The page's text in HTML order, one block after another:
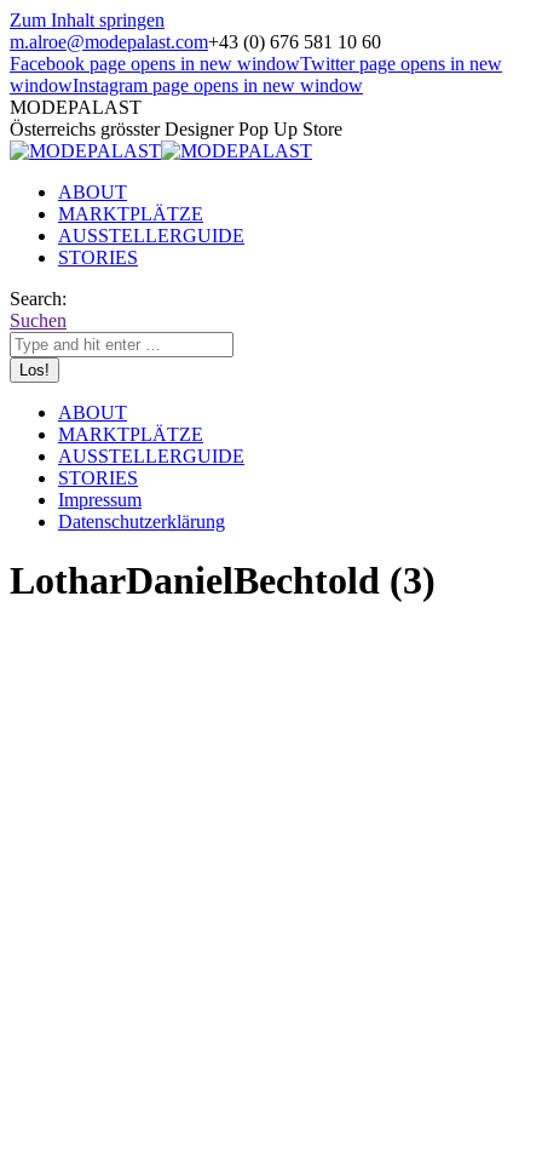
Zum Inhalt springen
m.alroe@modepalast.com+43 (0) 676 581 10 60
Facebook page opens in new windowTwitter page opens in new
windowInstagram page opens in new window
MODEPALAST
Österreichs grösster Designer Pop Up Store
ABOUT
MARKTPLÄTZE
AUSSTELLERGUIDE
STORIES
Search:
Suchen
ABOUT
MARKTPLÄTZE
AUSSTELLERGUIDE
STORIES
Impressum
Datenschutzerklärung
LotharDanielBechtold (3)